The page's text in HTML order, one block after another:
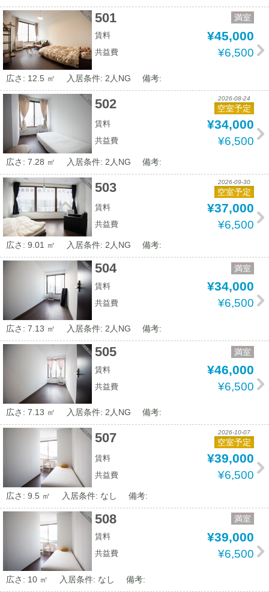
501 満室
賃料 ¥45,000
共益費 ¥6,500
広さ: 12.5 ㎡ 入居条件: 2人NG 備考:
502 2026-08-24
空室予定
賃料 ¥34,000
共益費 ¥6,500
広さ: 7.28 ㎡ 入居条件: 2人NG 備考:
503 2026-09-30
空室予定
賃料 ¥37,000
共益費 ¥6,500
広さ: 9.01 ㎡ 入居条件: 2人NG 備考:
504 満室
賃料 ¥34,000
共益費 ¥6,500
広さ: 7.13 ㎡ 入居条件: 2人NG 備考:
505 満室
賃料 ¥46,000
共益費 ¥6,500
広さ: 7.13 ㎡ 入居条件: 2人NG 備考:
507 2026-10-07
空室予定
賃料 ¥39,000
共益費 ¥6,500
広さ: 9.5 ㎡ 入居条件: なし 備考:
508 満室
賃料 ¥39,000
共益費 ¥6,500
広さ: 10 ㎡ 入居条件: なし 備考: